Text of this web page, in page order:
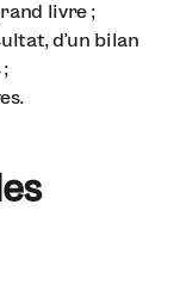
livre ;
d’un bilan